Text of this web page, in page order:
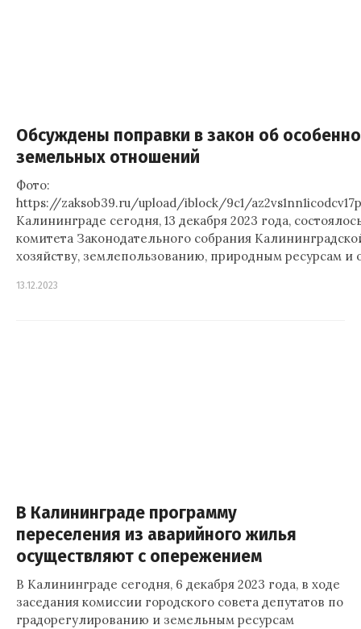
Обсуждены поправки в закон об
земельных отношений
Фото:
https://zaksob39.ru/upload/iblock/9c1/
Калининграде сегодня, 13 декабря 2023 года,
комитета Законодательного собрания
хозяйству, землепользованию, природным ресурсам
13.12.2023
В Калининграде программу
переселения из аварийного жилья
осуществляют с опережением
В Калининграде сегодня, 6 декабря 2023 года, в ходе
заседания комиссии городского совета депутатов по
градорегулированию и земельным ресурсам